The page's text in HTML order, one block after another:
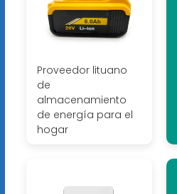
Proveedor lituano
de
almacenamiento
de energía para el
hogar